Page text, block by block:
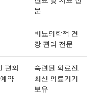
문
비뇨의학적 건
강 관리 전문
편의
약
숙련된 의료진,
최신 의료기기
보유